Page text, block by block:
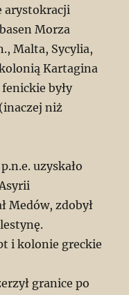
arystokracji
Morza
Malta, Sycylia,
Kartagina
były
niż
uzyskało
Medów, zdobył
i kolonie greckie
granice po